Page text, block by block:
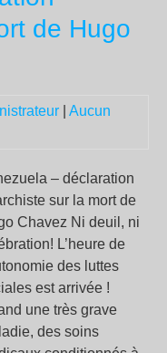
de Hugo
Aucun
– déclaration
sur la mort de
Chavez Ni deuil, ni
L’heure de
des luttes
est arrivée !
une très grave
des soins